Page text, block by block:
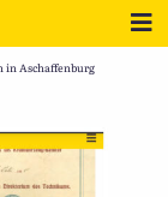
in Aschaffenburg